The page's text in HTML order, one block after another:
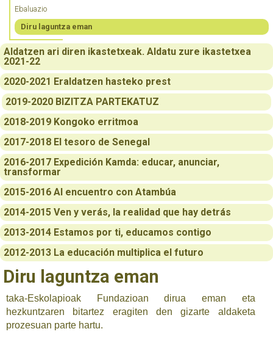
Ebaluazio
Diru laguntza eman
Aldatzen ari diren ikastetxeak. Aldatu zure ikastetxea
2021-22
2020-2021 Eraldatzen hasteko prest
2019-2020 BIZITZA PARTEKATUZ
2018-2019 Kongoko erritmoa
2017-2018 El tesoro de Senegal
2016-2017 Expedición Kamda: educar, anunciar,
transformar
2015-2016 Al encuentro con Atambúa
2014-2015 Ven y verás, la realidad que hay detrás
2013-2014 Estamos por ti, educamos contigo
2012-2013 La educación multiplica el futuro
Diru laguntza eman
taka-Eskolapioak Fundazioan dirua eman eta
hezkuntzaren bitartez eragiten den gizarte aldaketa
prozesuan parte hartu.